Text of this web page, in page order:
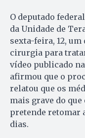
O deputado
da Unidade de
sexta-feira, 12,
cirurgia para
vídeo publicado
afirmou que o
relatou que os
mais grave do que
pretende retomar
dias.